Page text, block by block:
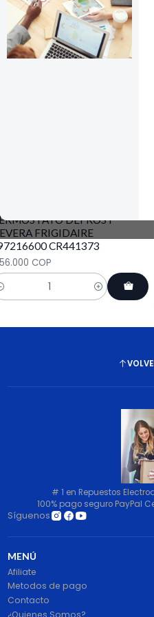
FRIGIDAIRE
COP
DEFROST
FRIGIDAIRE
CR441373
COP
# 1 en Repuestos
100% pago seguro PayPal
Síguenos
MENÚ
Afiliate
Metodos de pago
Contacto
¿Quienes Somos?